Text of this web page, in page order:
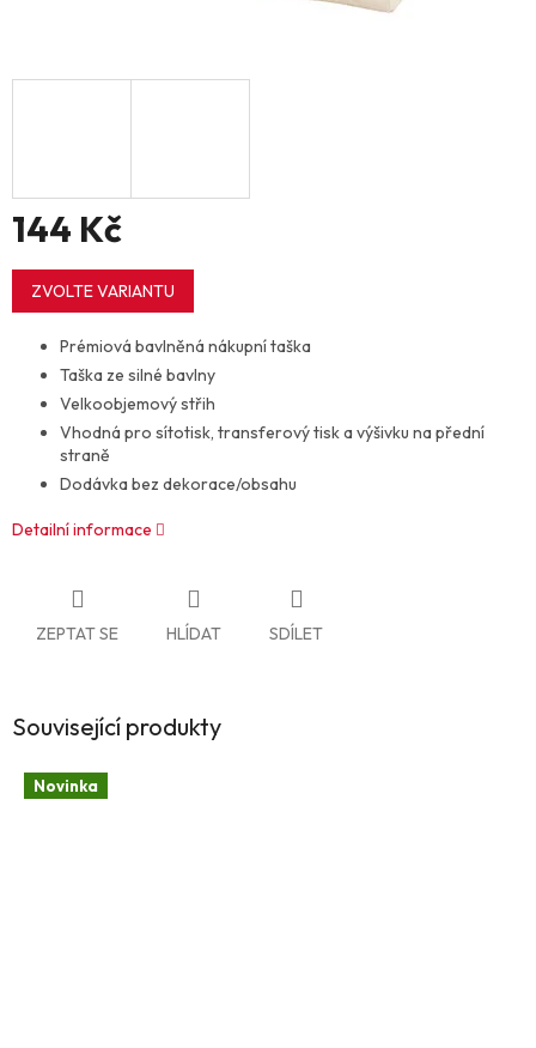
144 Kč
Měrná
cena:
ZVOLTE VARIANTU
Prémiová bavlněná nákupní taška
Taška ze silné bavlny
Velkoobjemový střih
Vhodná pro sítotisk, transferový tisk a výšivku na přední
straně
Dodávka bez dekorace/obsahu
Detailní informace
ZEPTAT SE HLÍDAT SDÍLET
Související produkty
Novinka